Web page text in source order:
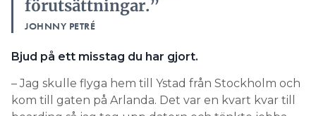
förutsättningar.”
JOHNNY PETRÉ
Bjud på ett misstag du har gjort.
– Jag skulle flyga hem till Ystad från Stockholm och
kom till gaten på Arlanda. Det var en kvart kvar till